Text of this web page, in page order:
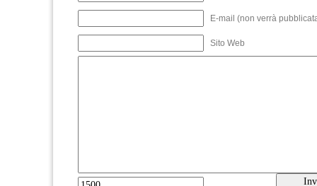
E-mail (non verrà
Sito Web